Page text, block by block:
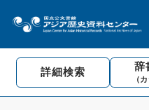
詳細検索 辞
（